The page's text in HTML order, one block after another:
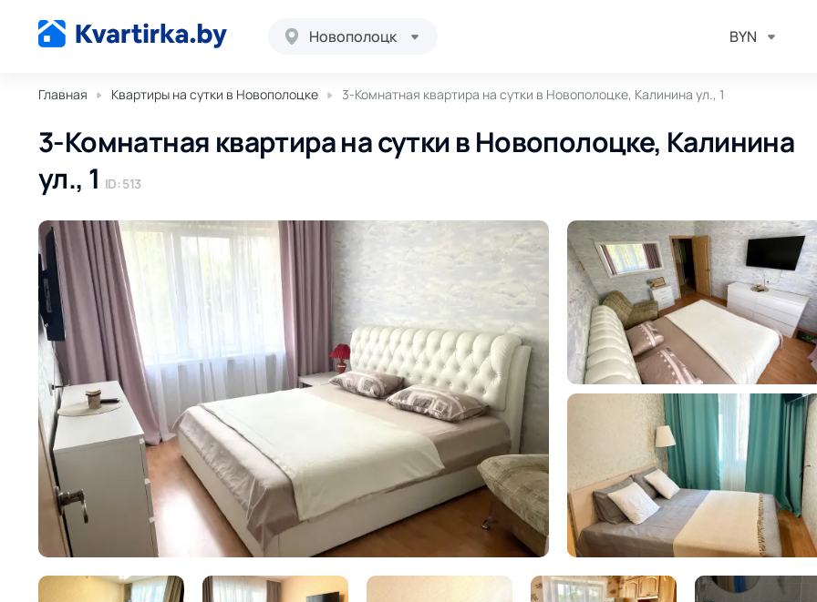
Новополоцк BYN
Главная Квартиры на сутки в Новополоцке 3-Комнатная квартира на сутки в Новополоцке, Калинина ул., 1
3-Комнатная квартира на сутки в Новополоцке, Калинина
ул., 1 ID: 513